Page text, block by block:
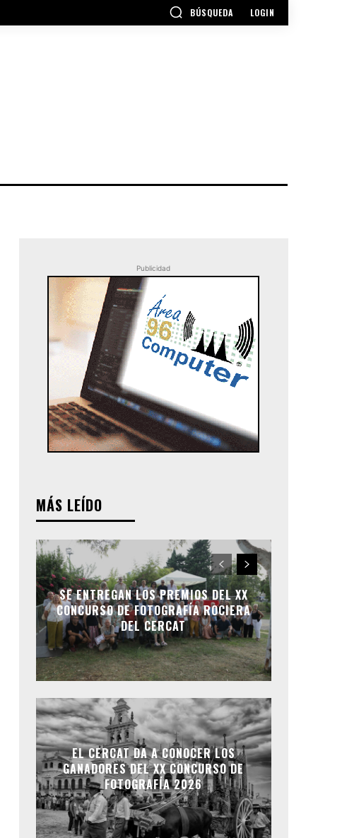
BÚSQUEDA LOGIN
Publicidad
MÁS LEÍDO
SE ENTREGAN LOS PREMIOS DEL XX
CONCURSO DE FOTOGRAFÍA ROCIERA
DEL CERCAT
EL CERCAT DA A CONOCER LOS
GANADORES DEL XX CONCURSO DE
FOTOGRAFÍA 2026